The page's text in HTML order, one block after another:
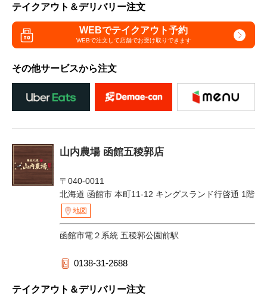
テイクアウト＆デリバリー注文
WEBでテイクアウト予約
WEBで注文して店舗でお受け取りできます
その他サービスから注文
山内農場 函館五稜郭店
〒040-0011
北海道 函館市 本町11-12 キングスランド行啓通 1階
地図
函館市電２系統 五稜郭公園前駅
0138-31-2688
テイクアウト＆デリバリー注文